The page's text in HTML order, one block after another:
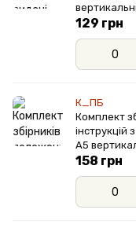
129 грн
К_ПБ
Комплект
інструкцій
А5
158 грн